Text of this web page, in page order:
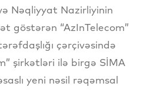
Nəqliyyat Nazirliyinin
göstərən “AzInTelecom”
çərçivəsində
şirkətləri ilə birgə SİMA
yeni nəsil rəqəmsal